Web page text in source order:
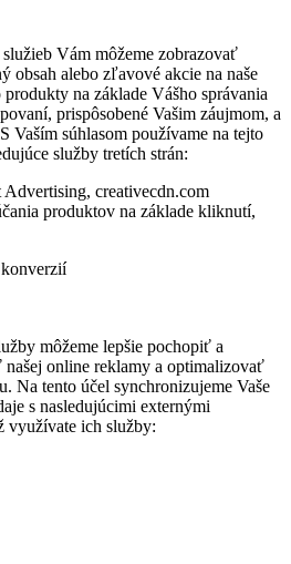
Vám môžeme zobrazovať
obsah alebo zľavové akcie na naše
na základe Vášho správania
prispôsobené Vašim záujmom, a
Vaším súhlasom používame na tejto
služby tretích strán:
creativecdn.com
produktov na základe kliknutí,
môžeme lepšie pochopiť a
online reklamy a optimalizovať
Na tento účel synchronizujeme Vaše
s nasledujúcimi externými
využívate ich služby: